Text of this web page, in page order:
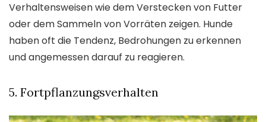
Verhaltensweisen wie dem Verstecken von Futter
oder dem Sammeln von Vorräten zeigen. Hunde
haben oft die Tendenz, Bedrohungen zu erkennen
und angemessen darauf zu reagieren.
5. Fortpflanzungsverhalten